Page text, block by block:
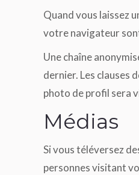
Quand vous laissez
votre navigateur
Une chaîne
dernier. Les
photo de profil sera
Médias
Si vous téléversez
personnes visitant